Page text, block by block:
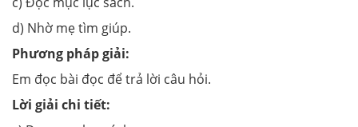
d) Nhờ mẹ tìm giúp.
Phương pháp giải:
Em đọc bài đọc để trả lời câu hỏi.
Lời giải chi tiết: